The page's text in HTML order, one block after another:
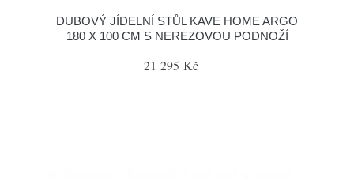
DUBOVÝ JÍDELNÍ STŮL KAVE HOME ARGO
180 X 100 CM S NEREZOVOU PODNOŽÍ
21 295 Kč